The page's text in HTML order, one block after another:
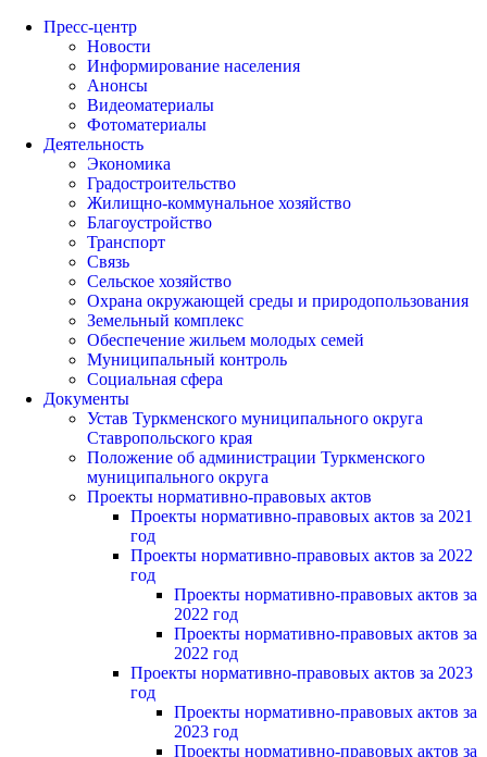
Пресс-центр
Новости
Информирование населения
Анонсы
Видеоматериалы
Фотоматериалы
Деятельность
Экономика
Градостроительство
Жилищно-коммунальное хозяйство
Благоустройство
Транспорт
Связь
Сельское хозяйство
Охрана окружающей среды и природопользования
Земельный комплекс
Обеспечение жильем молодых семей
Муниципальный контроль
Социальная сфера
Документы
Устав Туркменского муниципального округа
Ставропольского края
Положение об администрации Туркменского
муниципального округа
Проекты нормативно-правовых актов
Проекты нормативно-правовых актов за 2021
год
Проекты нормативно-правовых актов за 2022
год
Проекты нормативно-правовых актов за
2022 год
Проекты нормативно-правовых актов за
2022 год
Проекты нормативно-правовых актов за 2023
год
Проекты нормативно-правовых актов за
2023 год
Проекты нормативно-правовых актов за